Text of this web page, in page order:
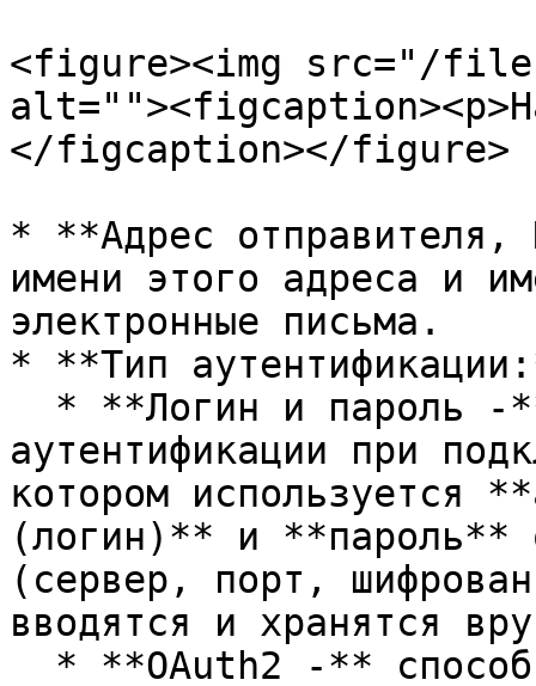
<figure><img src="/files/
</figcaption></figure>
* **Адрес
имени этого адреса и
электронные письма.
* **Тип
аутентификации при
котором используется
(логин)** и **пароль**
(сервер, порт,
вводятся и хранятся